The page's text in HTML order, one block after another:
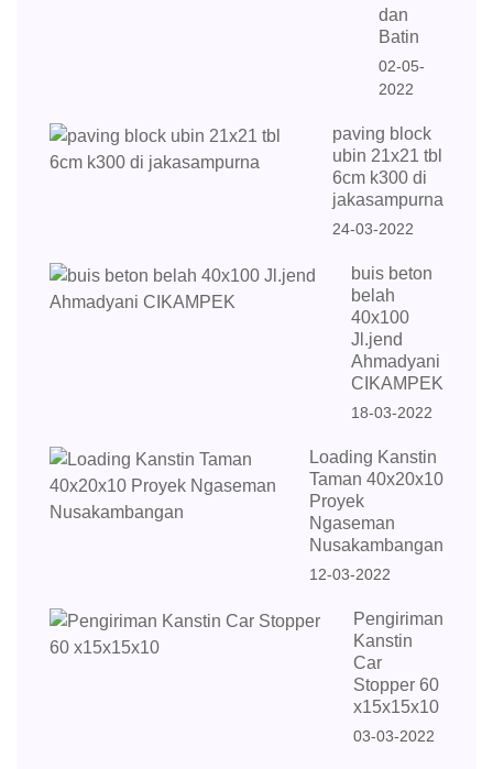
dan
Batin
02-05-
2022
paving block
ubin 21x21 tbl
6cm k300 di
jakasampurna
24-03-2022
buis beton
belah
40x100
Jl.jend
Ahmadyani
CIKAMPEK
18-03-2022
Loading Kanstin
Taman 40x20x10
Proyek
Ngaseman
Nusakambangan
12-03-2022
Pengiriman
Kanstin
Car
Stopper 60
x15x15x10
03-03-2022